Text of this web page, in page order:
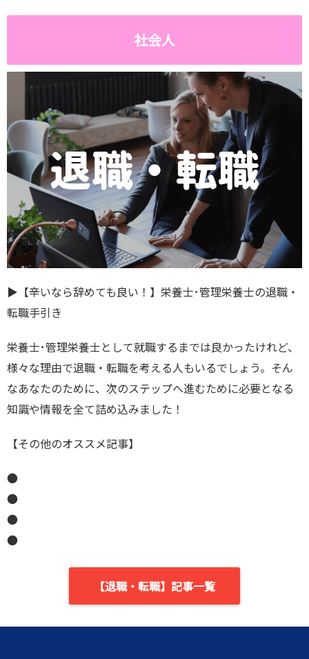
社会人
▶︎【辛いなら辞めても良い！】栄養士･管理栄養士の退職・
転職手引き
栄養士･管理栄養士として就職するまでは良かったけれど、
様々な理由で退職・転職を考える人もいるでしょう。そん
なあなたのために、次のステップへ進むために必要となる
知識や情報を全て詰め込みました！
【その他のオススメ記事】
●
●
●
●
【退職・転職】記事一覧